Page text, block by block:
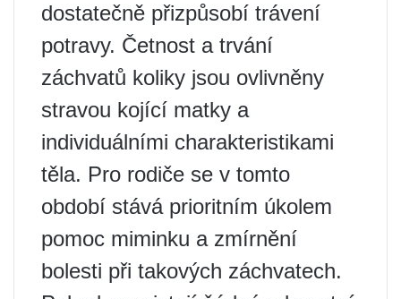
dostatečně přizpůsobí trávení
potravy. Četnost a trvání
záchvatů koliky jsou ovlivněny
stravou kojící matky a
individuálními charakteristikami
těla. Pro rodiče se v tomto
období stává prioritním úkolem
pomoc miminku a zmírnění
bolesti při takových záchvatech.